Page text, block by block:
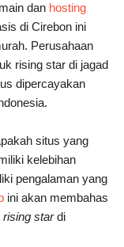
dan hosting
di Cirebon ini
Perusahaan
rising star di jagad
dipercayakan
situs yang
kelebihan
pengalaman yang
ini akan membahas
rising stardi